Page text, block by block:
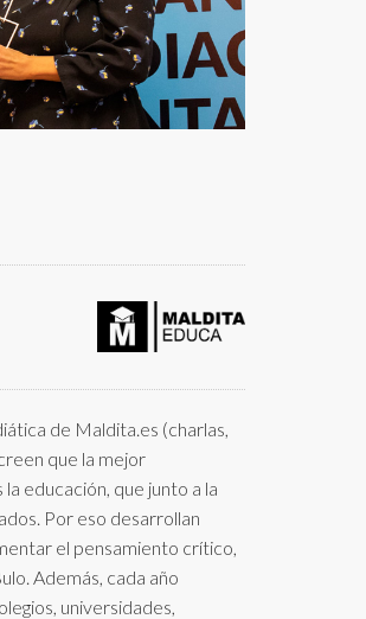
de Maldita.es (charlas,
que la mejor
educación, que junto a la
Por eso desarrollan
el pensamiento crítico,
Además, cada año
universidades,